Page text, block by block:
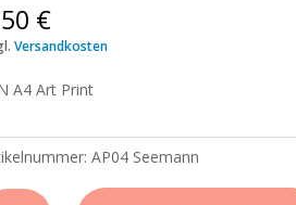
€
Versandkosten
A4 Art Print
AP04 Seemann